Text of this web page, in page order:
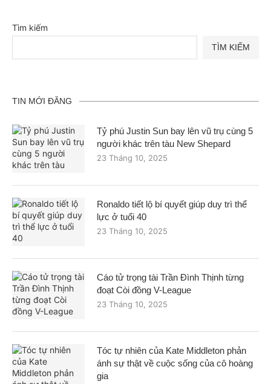
Tìm kiếm
TÌM KIẾM
TIN MỚI ĐĂNG
Tỷ phú Justin Sun bay lên vũ trụ cùng 5
người khác trên tàu New Shepard
23 Tháng 10, 2025
Ronaldo tiết lộ bí quyết giúp duy trì thể
lực ở tuổi 40
23 Tháng 10, 2025
Cáo tử trọng tài Trần Đình Thịnh từng
đoạt Còi đồng V-League
23 Tháng 10, 2025
Tóc tự nhiên của Kate Middleton phản
ánh sự thật về cuộc sống của cô hoàng
gia